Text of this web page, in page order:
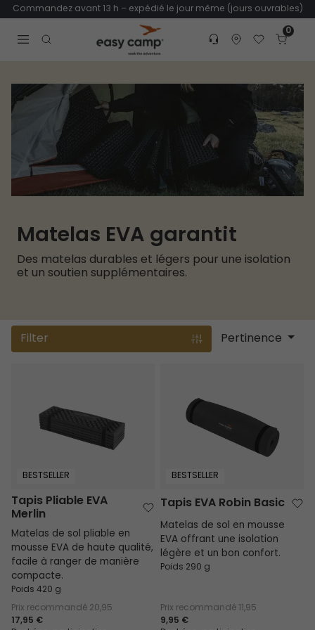
Commandez avant 13 h – expédié le jour même (jours ouvrables)
Open search modal
Customer service
Find dealer
Favorites
Cart
0
Matelas EVA garantit
Des matelas durables et légers pour une isolation
et un soutien supplémentaires.
Filter Pertinence
BESTSELLER
Tapis Pliable EVA
Merlin
Matelas de sol pliable en
mousse EVA de haute qualité,
facile à ranger de manière
compacte.
Poids 420 g
Prix recommandé 20,95
17,95 €
BESTSELLER
Tapis EVA Robin Basic
Matelas de sol en mousse
EVA offrant une isolation
légère et un bon confort.
Poids 290 g
Prix recommandé 11,95
9,95 €